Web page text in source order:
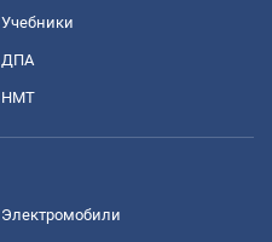
Учебники
ДПА
НМТ
Электромобили